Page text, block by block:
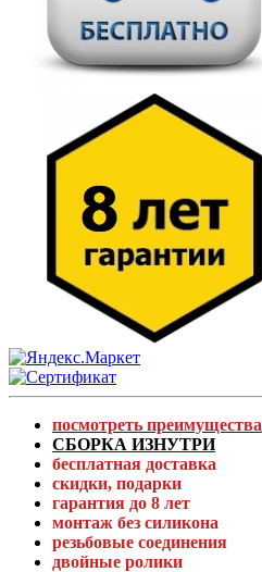
посмотреть преимущества
СБОРКА ИЗНУТРИ
бесплатная доставка
скидки, подарки
гарантия до 8 лет
монтаж без силикона
резьбовые соединения
двойные ролики